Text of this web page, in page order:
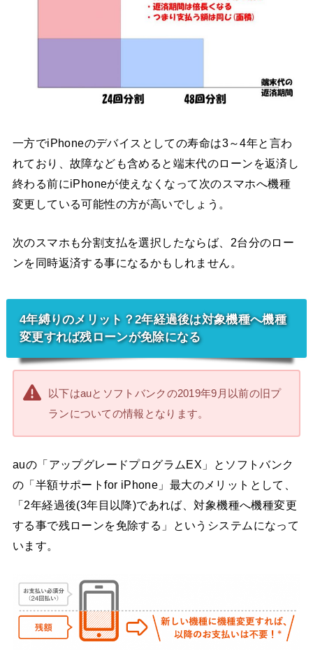
一方でiPhoneのデバイスとしての寿命は3～4年と言わ
れており、故障なども含めると端末代のローンを返済し
終わる前にiPhoneが使えなくなって次のスマホへ機種
変更している可能性の方が高いでしょう。
次のスマホも分割支払を選択したならば、2台分のロー
ンを同時返済する事になるかもしれません。
4年縛りのメリット？2年経過後は対象機種へ機種
変更すれば残ローンが免除になる
以下はauとソフトバンクの2019年9月以前の旧プ
ランについての情報となります。
auの「アップグレードプログラムEX」とソフトバンク
の「半額サポートfor iPhone」最大のメリットとして、
「2年経過後(3年目以降)であれば、対象機種へ機種変更
する事で残ローンを免除する」というシステムになって
います。